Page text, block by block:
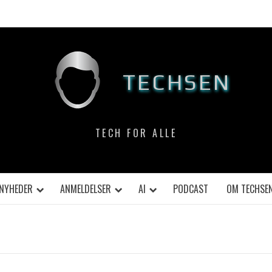
TECHSEN
TECH FOR ALLE
NYHEDER ANMELDELSER AI PODCAST OM